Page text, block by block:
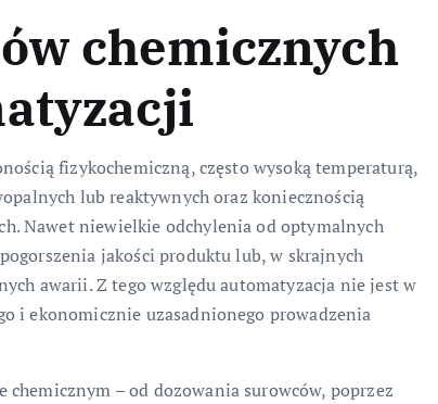
chemicznych
fizykochemiczną, często wysoką temperaturą,
lub reaktywnych oraz koniecznością
Nawet niewielkie odchylenia od optymalnych
jakości produktu lub, w skrajnych
awarii. Z tego względu automatyzacja nie jest w
i ekonomicznie uzasadnionego prowadzenia
– od dozowania surowców, poprzez